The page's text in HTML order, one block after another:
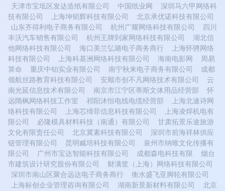
天津市宝坻区发达造纸有限公司
中国纸业网
深圳马六甲网络科
技有限公司
上海坤韬辉科技有限公司
北京承优诺科技有限公司
山东齐得利电子商务有限公司
杭州广耀网络科技有限公司
四川
丰沃汽车销售有限公司
杭州王牌到家网络科技有限公司
湖北信
他网络科技有限公司
海口美兰弘璐电子商务商行
上海怀骋网络
科技有限公司
上海科基洲网络科技有限公司 海南电影网
周易
算命
重庆中铂实业有限公司 南宁秋来电子商务有限公司
成都
领航丝路教育科技有限公司
安顺市创不凡网络技术有限公司
云
南光延信息技术有限公司
南京市江宁区蒂斯文体用品经营部
怀
远隋枫网络科技工作室
祁阳沐恒电线电缆经营部
上海北速诗网
络科技有限公司
上海芯缔菲信息科技有限公司
上海凌焊机电有
限公司
必隆模具材料科技（南通）有限公司
甘肃拓景乐途旅游
文化有限责任公司
北京冀素科技有限公司
深圳市前海祥林供应
链管理有限公司
昆明臧培科技有限公司
泉州市纳唯文化传播有
限公司
广州市宝达智能科技有限公司 成都森电科技有限
烟台
市建筑设计研究股份有限公司
财满筐（上海）网络科技有限公司
深圳市南山区聚合远达电子商务商行
衡水盛飞亚脚轮有限公司
上海标创企业管理咨询有限公司
湖南新景新材料有限公司 北京